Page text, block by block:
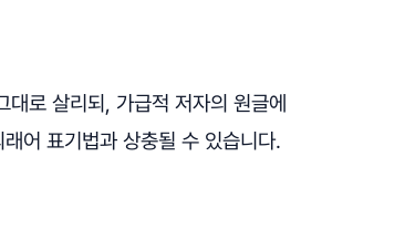
로 살리되, 가급적 저자의 원글에
어 표기법과 상충될 수 있습니다.